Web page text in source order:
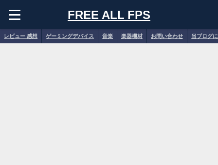
FREE ALL FPS
レビュー 感想 ゲーミングデバイス 音楽 楽器機材 お問い合わせ 当ブログ